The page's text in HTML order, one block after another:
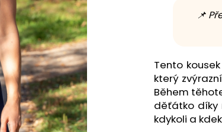
📌
Tento
který
Během
děťátko díky
kdykoli a